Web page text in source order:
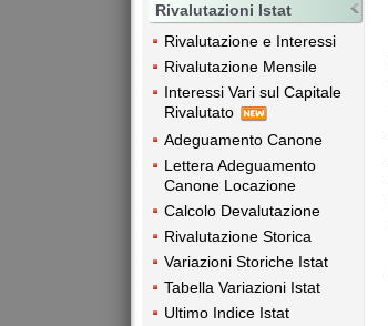
Rivalutazioni Istat
Rivalutazione e Interessi
Rivalutazione Mensile
Interessi Vari sul Capitale
Rivalutato
Adeguamento Canone
Lettera Adeguamento
Canone Locazione
Calcolo Devalutazione
Rivalutazione Storica
Variazioni Storiche Istat
Tabella Variazioni Istat
Ultimo Indice Istat